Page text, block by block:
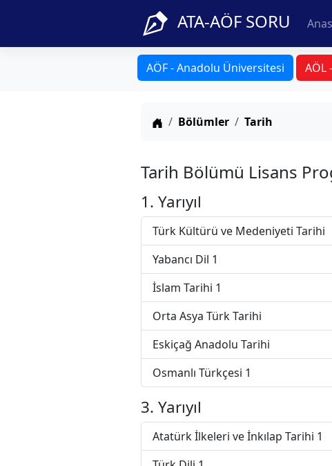
ATA-AÖF SORU
AÖF - Anadolu Üniversitesi AÖL
Anasayfa
Bölümler Tarih
Tarih Bölümü Lisans
1. Yarıyıl
Türk Kültürü ve Medeniyeti Tarihi
Yabancı Dil 1
İslam Tarihi 1
Orta Asya Türk Tarihi
Eskiçağ Anadolu Tarihi
Osmanlı Türkçesi 1
3. Yarıyıl
Atatürk İlkeleri ve İnkılap Tarihi 1